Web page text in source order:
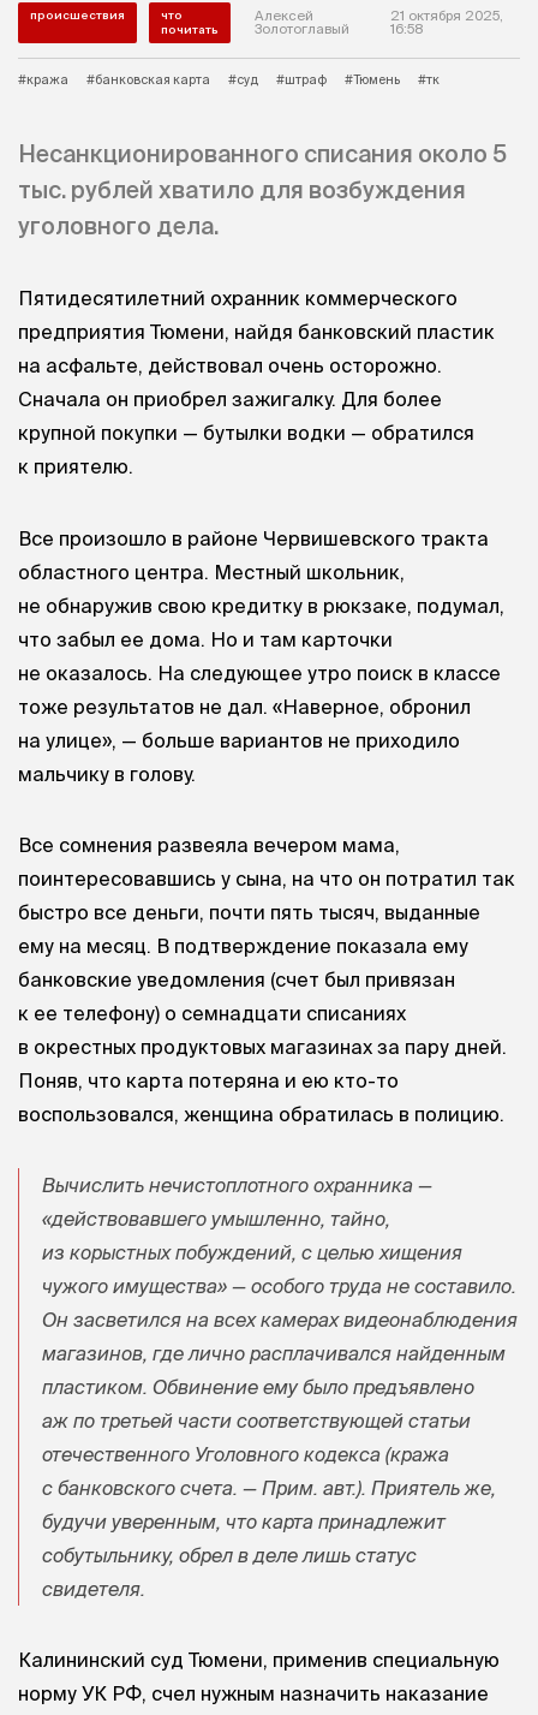
происшествия
что
почитать
Алексей
Золотоглавый
21 октября 2025,
16:58
#кража #банковская карта #суд #штраф #Тюмень #тк
Несанкционированного списания около 5
тыс. рублей хватило для возбуждения
уголовного дела.
Пятидесятилетний охранник коммерческого
предприятия Тюмени, найдя банковский пластик
на асфальте, действовал очень осторожно.
Сначала он приобрел зажигалку. Для более
крупной покупки — бутылки водки — обратился
к приятелю.
Все произошло в районе Червишевского тракта
областного центра. Местный школьник,
не обнаружив свою кредитку в рюкзаке, подумал,
что забыл ее дома. Но и там карточки
не оказалось. На следующее утро поиск в классе
тоже результатов не дал. «Наверное, обронил
на улице», — больше вариантов не приходило
мальчику в голову.
Все сомнения развеяла вечером мама,
поинтересовавшись у сына, на что он потратил так
быстро все деньги, почти пять тысяч, выданные
ему на месяц. В подтверждение показала ему
банковские уведомления (счет был привязан
к ее телефону) о семнадцати списаниях
в окрестных продуктовых магазинах за пару дней.
Поняв, что карта потеряна и ею кто-то
воспользовался, женщина обратилась в полицию.
Вычислить нечистоплотного охранника —
«действовавшего умышленно, тайно,
из корыстных побуждений, с целью хищения
чужого имущества» — особого труда не составило.
Он засветился на всех камерах видеонаблюдения
магазинов, где лично расплачивался найденным
пластиком. Обвинение ему было предъявлено
аж по третьей части соответствующей статьи
отечественного Уголовного кодекса (кража
с банковского счета. — Прим. авт.). Приятель же,
будучи уверенным, что карта принадлежит
собутыльнику, обрел в деле лишь статус
свидетеля.
Калининский суд Тюмени, применив специальную
норму УК РФ, счел нужным назначить наказание